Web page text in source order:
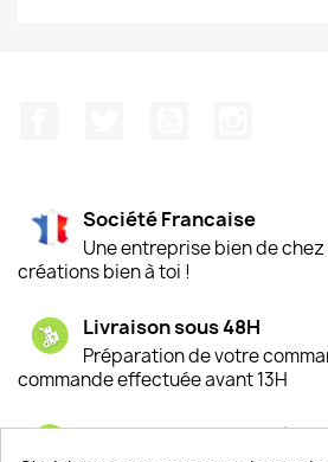
Société Francaise
Une entreprise bien de
créations bien à toi !
Livraison sous 48H
Préparation de votre
commande effectuée avant 13H
Satisfaction de nos